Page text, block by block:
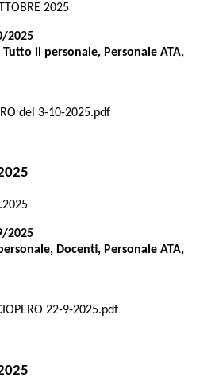
2025
2025
Tutto il personale, Personale ATA,
del 3-10-2025.pdf
2025
Docenti, Personale ATA,
22-9-2025.pdf